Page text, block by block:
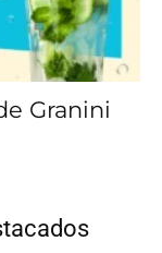
Granini